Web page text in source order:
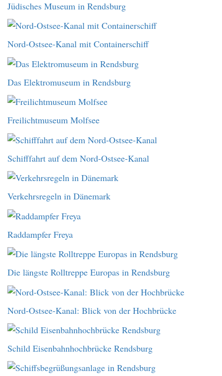
Jüdisches Museum in Rendsburg
Nord-Ostsee-Kanal mit Containerschiff
Das Elektromuseum in Rendsburg
Freilichtmuseum Molfsee
Schifffahrt auf dem Nord-Ostsee-Kanal
Verkehrsregeln in Dänemark
Raddampfer Freya
Die längste Rolltreppe Europas in Rendsburg
Nord-Ostsee-Kanal: Blick von der Hochbrücke
Schild Eisenbahnhochbrücke Rendsburg